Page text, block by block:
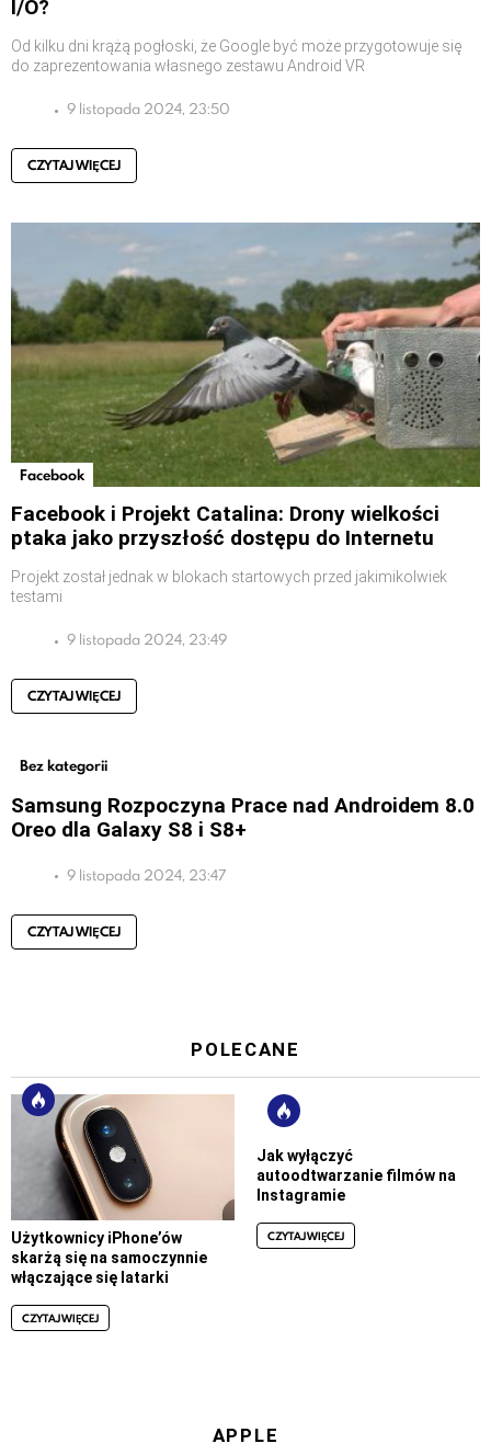
I/O?
Od kilku dni krążą pogłoski, że Google być może przygotowuje się
do zaprezentowania własnego zestawu Android VR
9 listopada 2024, 23:50
CZYTAJ WIĘCEJ
Facebook
Facebook i Projekt Catalina: Drony wielkości
ptaka jako przyszłość dostępu do Internetu
Projekt został jednak w blokach startowych przed jakimikolwiek
testami
9 listopada 2024, 23:49
CZYTAJ WIĘCEJ
Bez kategorii
Samsung Rozpoczyna Prace nad Androidem 8.0
Oreo dla Galaxy S8 i S8+
9 listopada 2024, 23:47
CZYTAJ WIĘCEJ
POLECANE
Użytkownicy iPhone’ów
skarżą się na samoczynnie
włączające się latarki
CZYTAJ WIĘCEJ
Jak wyłączyć
autoodtwarzanie filmów na
Instagramie
CZYTAJ WIĘCEJ
APPLE